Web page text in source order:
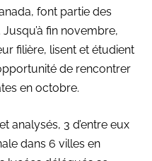
font partie des
fin novembre,
filière, lisent et étudient
de rencontrer
en octobre.
analysés, 3 d’entre eux
dans 6 villes en